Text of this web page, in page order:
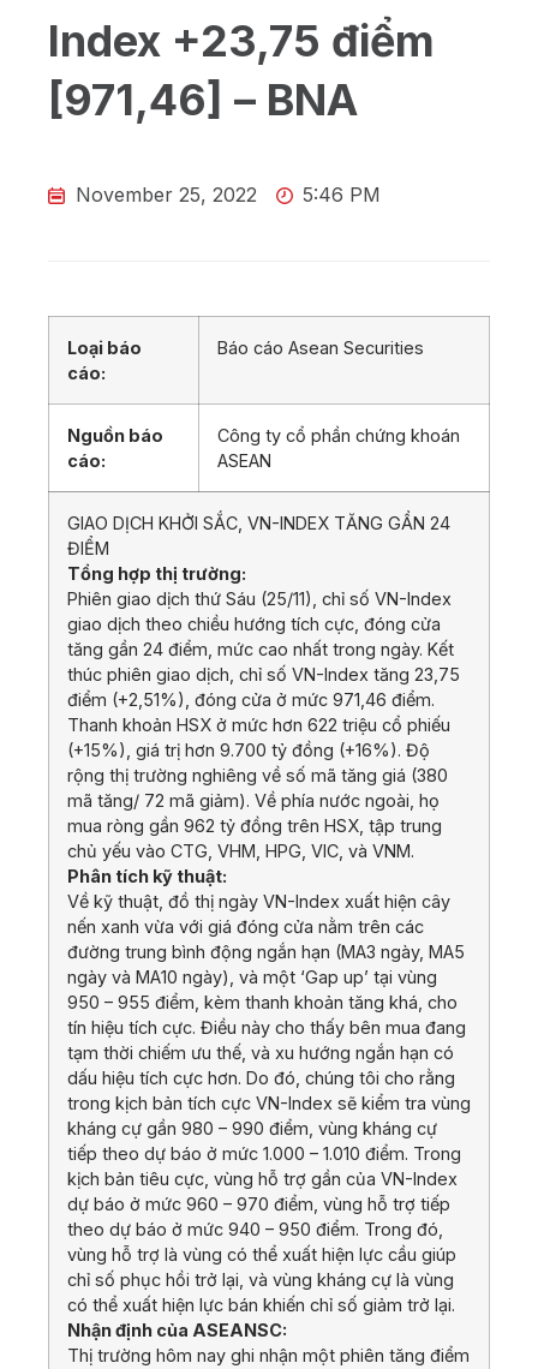
Index +23,75 điểm
[971,46] – BNA
November 25, 2022 5:46 PM
Loại báo
cáo:
Báo cáo Asean Securities
Nguồn báo
cáo:
Công ty cổ phần chứng khoán
ASEAN
GIAO DỊCH KHỞI SẮC, VN-INDEX TĂNG GẦN 24
ĐIỂM
Tổng hợp thị trường:
Phiên giao dịch thứ Sáu (25/11), chỉ số VN-Index
giao dịch theo chiều hướng tích cực, đóng cửa
tăng gần 24 điểm, mức cao nhất trong ngày. Kết
thúc phiên giao dịch, chỉ số VN-Index tăng 23,75
điểm (+2,51%), đóng cửa ở mức 971,46 điểm.
Thanh khoản HSX ở mức hơn 622 triệu cổ phiếu
(+15%), giá trị hơn 9.700 tỷ đồng (+16%). Độ
rộng thị trường nghiêng về số mã tăng giá (380
mã tăng/ 72 mã giảm). Về phía nước ngoài, họ
mua ròng gần 962 tỷ đồng trên HSX, tập trung
chủ yếu vào CTG, VHM, HPG, VIC, và VNM.
Phân tích kỹ thuật:
Về kỹ thuật, đồ thị ngày VN-Index xuất hiện cây
nến xanh vừa với giá đóng cửa nằm trên các
đường trung bình động ngắn hạn (MA3 ngày, MA5
ngày và MA10 ngày), và một ‘Gap up’ tại vùng
950 – 955 điểm, kèm thanh khoản tăng khá, cho
tín hiệu tích cực. Điều này cho thấy bên mua đang
tạm thời chiếm ưu thế, và xu hướng ngắn hạn có
dấu hiệu tích cực hơn. Do đó, chúng tôi cho rằng
trong kịch bản tích cực VN-Index sẽ kiểm tra vùng
kháng cự gần 980 – 990 điểm, vùng kháng cự
tiếp theo dự báo ở mức 1.000 – 1.010 điểm. Trong
kịch bản tiêu cực, vùng hỗ trợ gần của VN-Index
dự báo ở mức 960 – 970 điểm, vùng hỗ trợ tiếp
theo dự báo ở mức 940 – 950 điểm. Trong đó,
vùng hỗ trợ là vùng có thể xuất hiện lực cầu giúp
chỉ số phục hồi trở lại, và vùng kháng cự là vùng
có thể xuất hiện lực bán khiến chỉ số giảm trở lại.
Nhận định của ASEANSC:
Thị trường hôm nay ghi nhận một phiên tăng điểm